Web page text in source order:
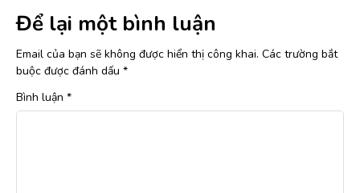
Để lại một bình luận
Email của bạn sẽ không được hiển thị công khai. Các trường bắt
buộc được đánh dấu *
Bình luận *